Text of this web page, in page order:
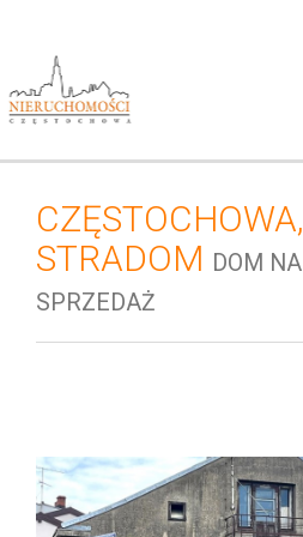
CZĘSTOCHOWA,
STRADOM DOM NA
SPRZEDAŻ
−